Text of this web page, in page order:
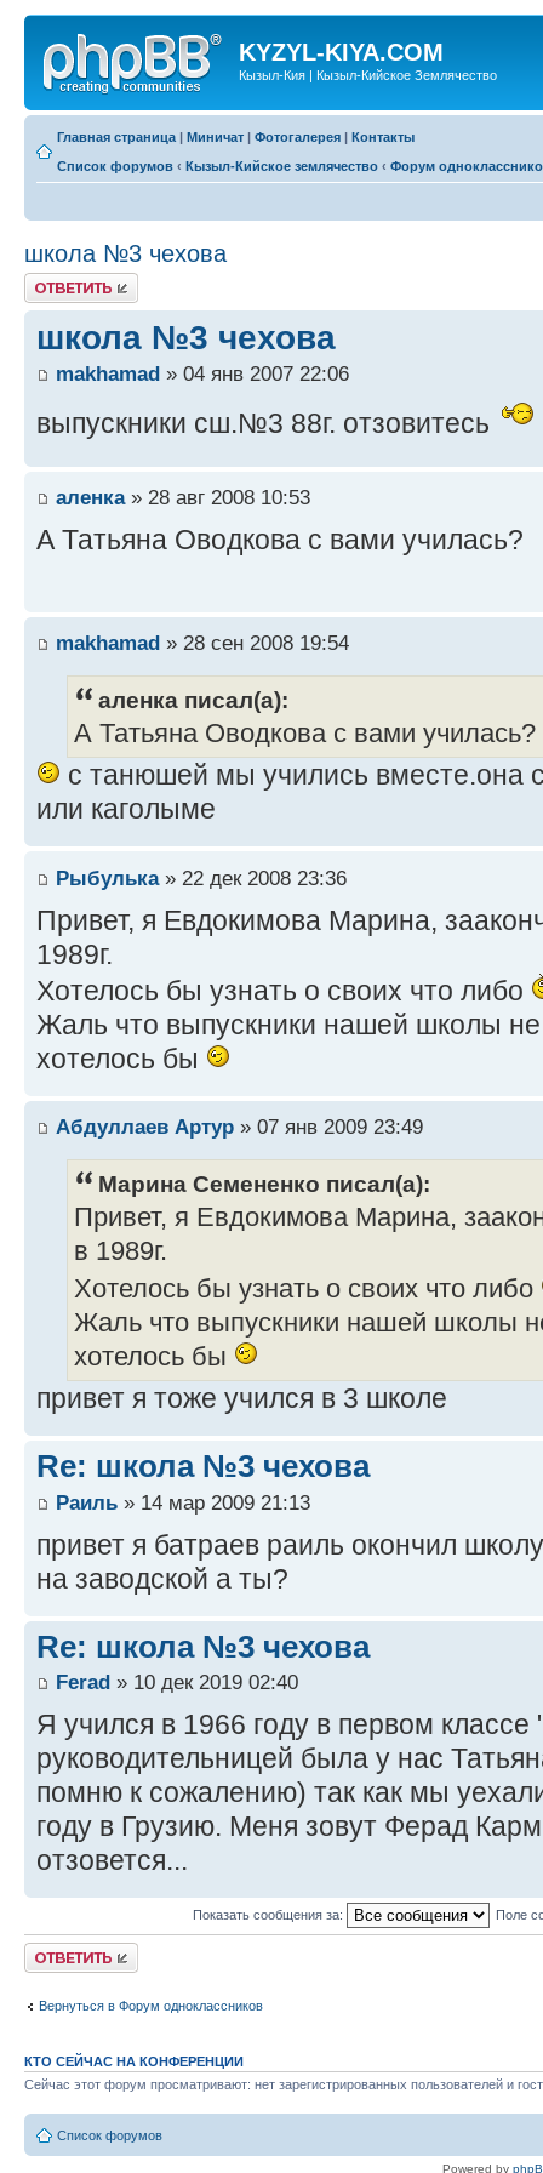
KYZYL-KIYA.COM
Кызыл-Кия | Кызыл-Кийское Землячество
Главная страница | Миничат | Фотогалерея | Контакты
Список форумов ‹ Кызыл-Кийское землячество ‹ Форум
школа №3 чехова
Ответить
школа №3 чехова
makhamad » 04 янв 2007 22:06
выпускники сш.№3 88г. отзовитесь
аленка» 28 авг 2008 10:53
А Татьяна Оводкова с вами училась?
makhamad » 28 сен 2008 19:54
аленка писал(а):
А Татьяна Оводкова с вами училась?
с танюшей мы учились вместе.она
или каголыме
Рыбулька» 22 дек 2008 23:36
Привет, я Евдокимова Марина,
1989г.
Хотелось бы узнать о своих что либо
Жаль что выпускники нашей школы не
хотелось бы
Абдуллаев Артур » 07 янв 2009 23:49
Марина Семененко писал(а):
Привет, я Евдокимова Марина,
в 1989г.
Хотелось бы узнать о своих что либо
Жаль что выпускники нашей школы
хотелось бы
привет я тоже учился в 3 школе
Re: школа №3 чехова
Раиль » 14 мар 2009 21:13
привет я батраев раиль окончил
на заводской а ты?
Re: школа №3 чехова
Ferad » 10 дек 2019 02:40
Я учился в 1966 году в первом
руководительницей была у нас
помню к сожалению) так как мы
году в Грузию. Меня зовут Ферад
отзовется...
Показать сообщения за: Поле
Ответить
Вернуться в Форум одноклассников
КТО СЕЙЧАС НА КОНФЕРЕНЦИИ
Сейчас этот форум просматривают: нет зарегистрированных пользователей и
Список форумов
Powered by